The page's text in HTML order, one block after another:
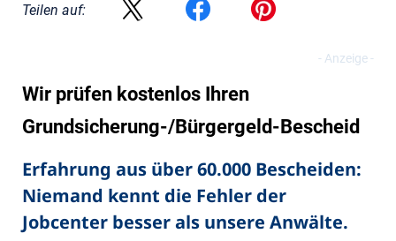
Teilen auf:
Wir prüfen kostenlos Ihren
Grundsicherung-/Bürgergeld-Bescheid
Erfahrung aus über 60.000 Bescheiden:
Niemand kennt die Fehler der
Jobcenter besser als unsere Anwälte.